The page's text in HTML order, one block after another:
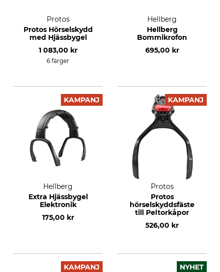
Protos
Protos Hörselskydd
med Hjässbygel
1 083,00 kr
6 färger
Hellberg
Hellberg
Bommikrofon
695,00 kr
KAMPANJ
Hellberg
Extra Hjässbygel
Elektronik
175,00 kr
KAMPANJ
Protos
Protos
hörselskyddsfäste
till Peltorkåpor
526,00 kr
KAMPANJ NYHET